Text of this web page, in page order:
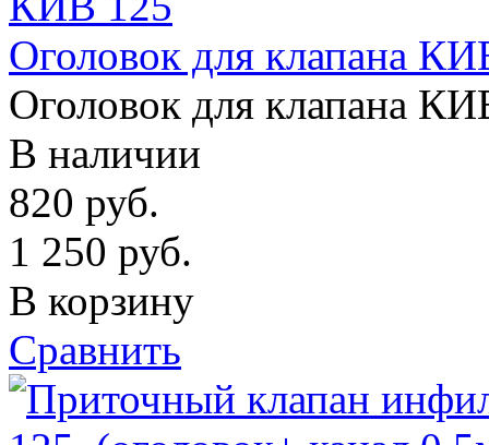
Оголовок для клапана
Оголовок для клапана
В наличии
820 руб.
1 250 руб.
В корзину
Сравнить